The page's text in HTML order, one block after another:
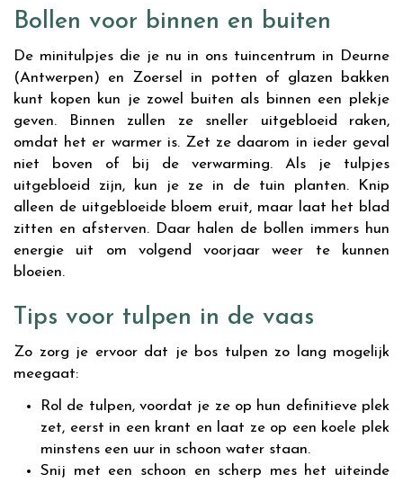
Bollen voor binnen en buiten
De minitulpjes die je nu in ons tuincentrum in Deurne
(Antwerpen) en Zoersel in potten of glazen bakken
kunt kopen kun je zowel buiten als binnen een plekje
geven. Binnen zullen ze sneller uitgebloeid raken,
omdat het er warmer is. Zet ze daarom in ieder geval
niet boven of bij de verwarming. Als je tulpjes
uitgebloeid zijn, kun je ze in de tuin planten. Knip
alleen de uitgebloeide bloem eruit, maar laat het blad
zitten en afsterven. Daar halen de bollen immers hun
energie uit om volgend voorjaar weer te kunnen
bloeien.
Tips voor tulpen in de vaas
Zo zorg je ervoor dat je bos tulpen zo lang mogelijk
meegaat:
Rol de tulpen, voordat je ze op hun definitieve plek
zet, eerst in een krant en laat ze op een koele plek
minstens een uur in schoon water staan.
Snij met een schoon en scherp mes het uiteinde